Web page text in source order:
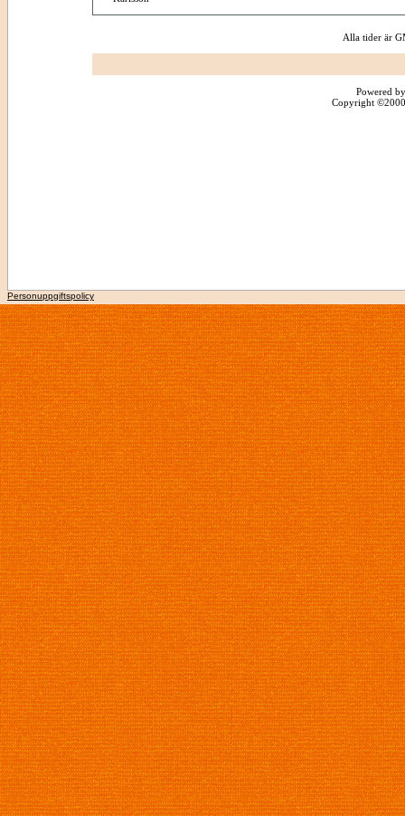
Alla tider är
Powered
Copyright
Personuppgiftspolicy